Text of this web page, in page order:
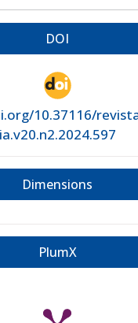
DOI
10.37116/
ia.v20.n2.2024.597
Dimensions
PlumX